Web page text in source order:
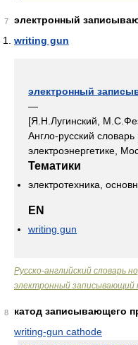
7
электронный
writing gun
электронный
—
[Я.Н.Лугинский,
Англо-русский словарь
электроэнергетике,
Тематики
электротехника,
EN
writing gun
Русско-английский словарь
электронный записывающий
8
катод записывающего
writing-gun cathode